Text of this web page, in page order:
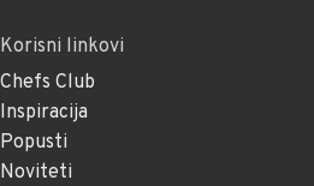
Korisni linkovi
Chefs Club
Inspiracija
Popusti
Noviteti